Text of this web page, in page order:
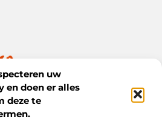
uw
en doen er alles
deze te
met inspiratie en verhalen.
creatieve ideeën en waardevolle
op Bnontwerp.nl.